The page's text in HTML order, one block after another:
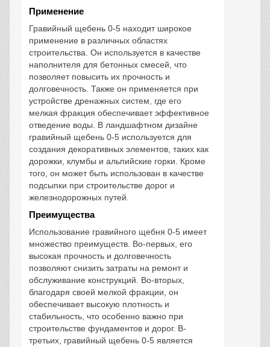
Применение
Гравийный щебень 0-5 находит широкое
применение в различных областях
строительства. Он используется в качестве
наполнителя для бетонных смесей, что
позволяет повысить их прочность и
долговечность. Также он применяется при
устройстве дренажных систем, где его
мелкая фракция обеспечивает эффективное
отведение воды. В ландшафтном дизайне
гравийный щебень 0-5 используется для
создания декоративных элементов, таких как
дорожки, клумбы и альпийские горки. Кроме
того, он может быть использован в качестве
подсыпки при строительстве дорог и
железнодорожных путей.
Преимущества
Использование гравийного щебня 0-5 имеет
множество преимуществ. Во-первых, его
высокая прочность и долговечность
позволяют снизить затраты на ремонт и
обслуживание конструкций. Во-вторых,
благодаря своей мелкой фракции, он
обеспечивает высокую плотность и
стабильность, что особенно важно при
строительстве фундаментов и дорог. В-
третьих, гравийный щебень 0-5 является